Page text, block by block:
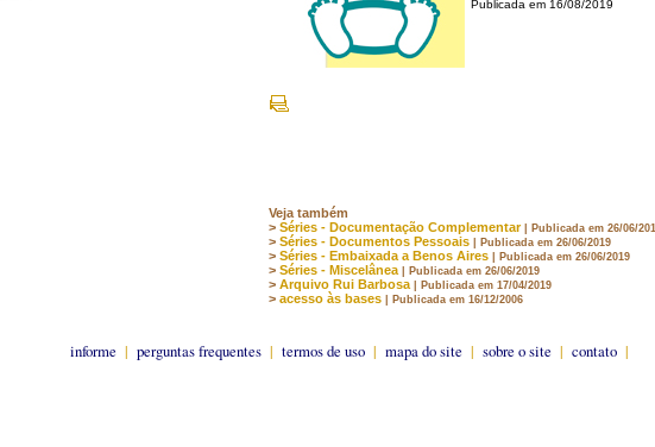
Publicada em 16/08/2019
Veja também
> Séries - Documentação Complementar | Publicada em 26/06/
> Séries - Documentos Pessoais | Publicada em 26/06/2019
> Séries - Embaixada a Benos Aires | Publicada em 26/06/2019
> Séries - Miscelânea | Publicada em 26/06/2019
> Arquivo Rui Barbosa | Publicada em 17/04/2019
> acesso às bases | Publicada em 16/12/2006
informe | perguntas frequentes | termos de uso | mapa do site | sobre o site | contato |